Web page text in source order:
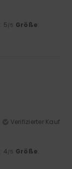
: 5/5 Größe:
Verifizierter Kauf
: 4/5 Größe: